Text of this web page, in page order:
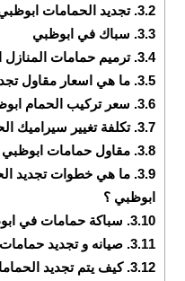
3.2. تجديد الحمامات
3.3. سباك في ابوظبي
3.4. ترميم حمامات المنازل
3.5. ما هي اسعار مقاول
3.6. سعر تركيب الحمام
3.7. تكلفة تغيير سيراميك
3.8. مقاول حمامات ابوظبي
3.9. ما هي خطوات تجديد
ابوظبي ؟
3.10. سباكة حمامات في
3.11. صيانه و تجديد
3.12. كيف يتم تجديد